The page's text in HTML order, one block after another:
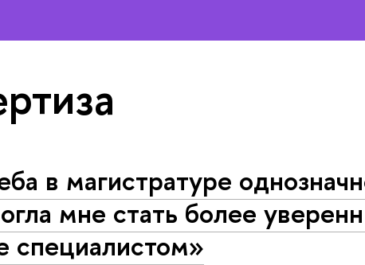
в магистратуре
мне стать более
специалистом»